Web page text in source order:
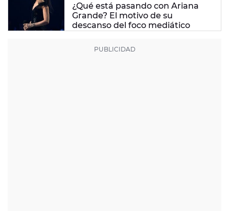
¿Qué está pasando con Ariana
Grande? El motivo de su
descanso del foco mediático